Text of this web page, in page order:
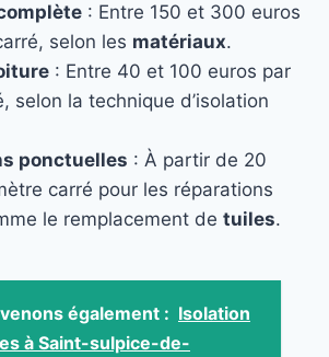
: Entre 150 et 300 euros
selon les matériaux.
: Entre 40 et 100 euros par
selon la technique d’isolation
ponctuelles : À partir de 20
carré pour les réparations
le remplacement de tuiles.
également : Isolation
à Saint-sulpice-de-